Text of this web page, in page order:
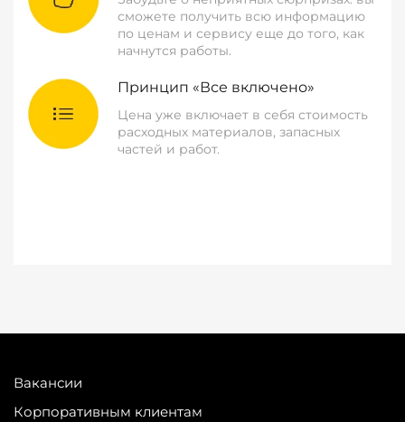
сможете получить всю информацию
по ценам и сервису еще до того, как
начнутся работы.
Принцип «Все включено»
Цена уже включает в себя стоимость
расходных материалов, запасных
частей и работ.
Вакансии
Корпоративным клиентам